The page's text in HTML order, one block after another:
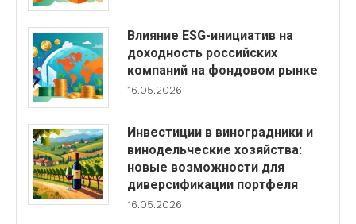
Влияние ESG-инициатив на
доходность российских
компаний на фондовом рынке
16.05.2026
Инвестиции в виноградники и
винодельческие хозяйства:
новые возможности для
диверсификации портфеля
16.05.2026